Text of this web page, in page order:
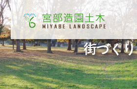
街づくり